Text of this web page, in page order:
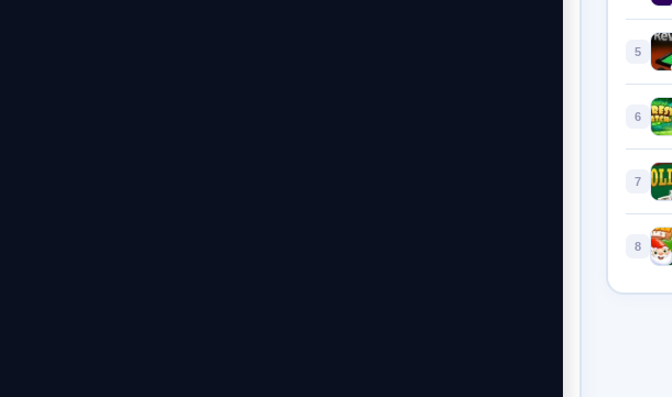
5
6
7
8